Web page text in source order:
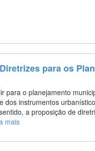
para os
para o planejamento
dos instrumentos
a proposição de
mais